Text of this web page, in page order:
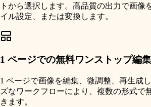
トから選択します。高品質の出力で画像
イル設定、または変換します。
1 ページでの無料ワンストップ編集
1 ページで画像を編集、微調整、再生成
ズなワークフローにより、複数の形式で
きます。